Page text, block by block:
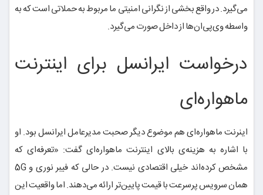
می‌گیرد. در واقع بخشی از نگرانی امنیتی ما مربوط به حملاتی است که به
واسطه وی‌پی‌ان‌ها از داخل صورت می‌گیرد.
درخواست ایرانسل برای اینترنت
ماهواره‌ای
اینرنت ماهواره‌ای هم موضوع دیگر صحبت مدیرعامل ایرانسل بود. او
با اشاره به هزینه‌ی بالای اینترنت ماهواره‌ای گفت: «تعرفه‌ای که
مشخص کرده‌اند خیلی اقتصادی نیست. در حالی که فیبر نوری و 5G
همان سرویس پرسرعت با قیمت پایین‌تر ارائه می‌دهند. اما واقعیت این